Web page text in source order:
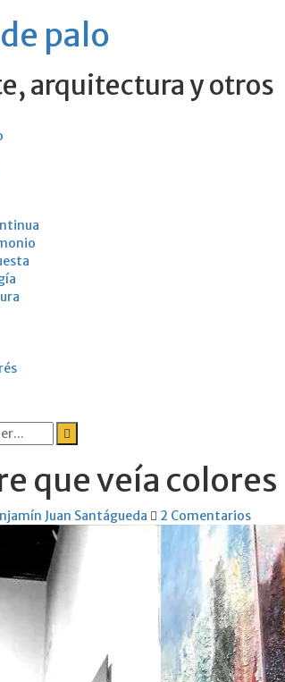
palo
arquitectura y otros
que veía
Juan Santágueda 2 Comentarios